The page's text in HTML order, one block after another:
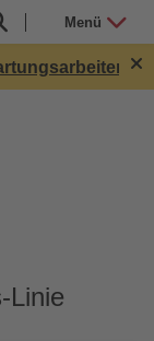
Menü
in
Linie